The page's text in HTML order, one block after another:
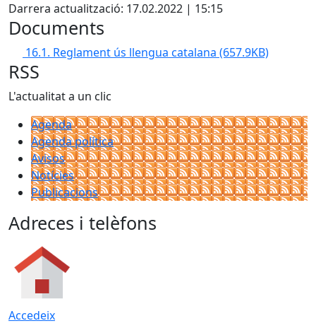
Darrera actualització: 17.02.2022 | 15:15
Documents
16.1. Reglament ús llengua catalana (657.9KB)
RSS
L'actualitat a un clic
Agenda
Agenda política
Avisos
Notícies
Publicacions
Adreces i telèfons
Accedeix